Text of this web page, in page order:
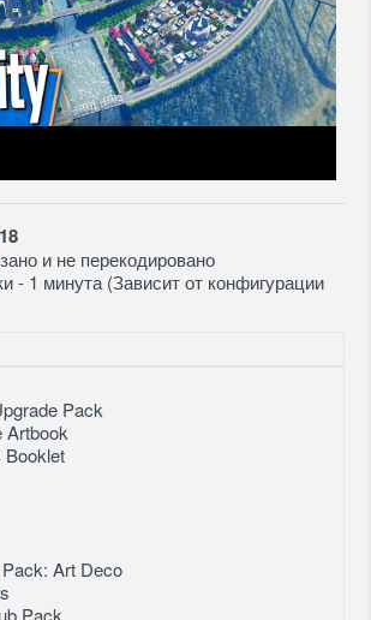
и не перекодировано
- 1 минута (Зависит от конфигурации
Pack
Artbook
Art Deco
Pack